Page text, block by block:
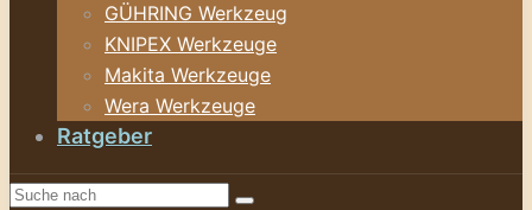
GÜHRING Werkzeug
KNIPEX Werkzeuge
Makita Werkzeuge
Wera Werkzeuge
Ratgeber